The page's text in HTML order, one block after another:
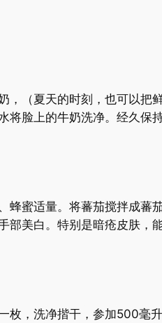
夏天的时刻，也可以把鲜
将脸上的牛奶洗净。经久保
适量。将蕃茄搅拌成蕃茄
部美白。特别是暗疮皮肤，
洗净揩干，参加500毫升